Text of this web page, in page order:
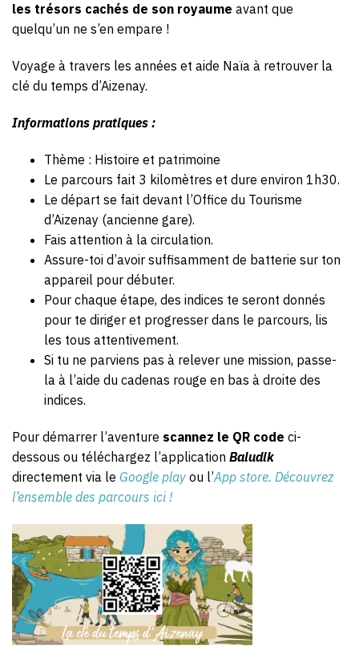
les trésors cachés de son royaume avant que
quelqu’un ne s’en empare !
Voyage à travers les années et aide Naïa à retrouver la
clé du temps d’Aizenay.
Informations pratiques :
Thème : Histoire et patrimoine
Le parcours fait 3 kilomètres et dure environ 1h30.
Le départ se fait devant l’Office du Tourisme
d’Aizenay (ancienne gare).
Fais attention à la circulation.
Assure-toi d’avoir suffisamment de batterie sur ton
appareil pour débuter.
Pour chaque étape, des indices te seront donnés
pour te diriger et progresser dans le parcours, lis
les tous attentivement.
Si tu ne parviens pas à relever une mission, passe-
la à l’aide du cadenas rouge en bas à droite des
indices.
Pour démarrer l’aventure scannez le QR code ci-
dessous ou téléchargez l’application Baludik
directement via le Google play ou l’App store. Découvrez
l’ensemble des parcours ici !